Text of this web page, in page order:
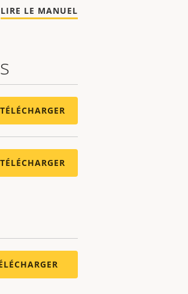
LIRE LE MANUEL
TÉLÉCHARGER
TÉLÉCHARGER